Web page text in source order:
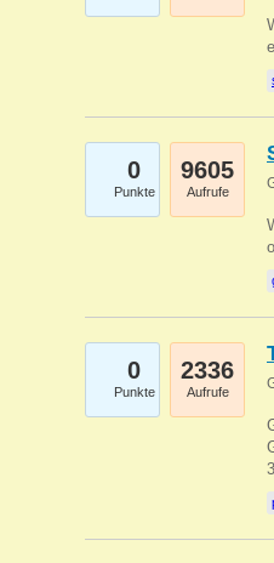
0
Punkte
9605
Aufrufe
0
Punkte
2336
Aufrufe